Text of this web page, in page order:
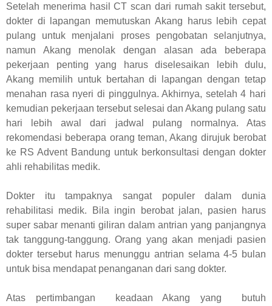
Setelah menerima hasil CT scan dari rumah sakit tersebut,
dokter di lapangan memutuskan Akang harus lebih cepat
pulang untuk menjalani proses pengobatan selanjutnya,
namun Akang menolak dengan alasan ada beberapa
pekerjaan penting yang harus diselesaikan lebih dulu,
Akang memilih untuk bertahan di lapangan dengan tetap
menahan rasa nyeri di pinggulnya. Akhirnya, setelah 4 hari
kemudian pekerjaan tersebut selesai dan Akang pulang satu
hari lebih awal dari jadwal pulang normalnya. Atas
rekomendasi beberapa orang teman, Akang dirujuk berobat
ke RS Advent Bandung untuk berkonsultasi dengan dokter
ahli rehabilitas medik.
Dokter itu tampaknya sangat populer dalam dunia
rehabilitasi medik. Bila ingin berobat jalan, pasien harus
super sabar menanti giliran dalam antrian yang panjangnya
tak tanggung-tanggung. Orang yang akan menjadi pasien
dokter tersebut harus menunggu antrian selama 4-5 bulan
untuk bisa mendapat penanganan dari sang dokter.
Atas pertimbangan keadaan Akang yang butuh